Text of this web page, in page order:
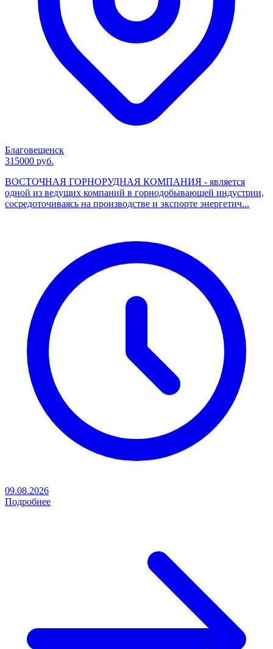
Благовещенск
315000 руб.
ВОСТОЧНАЯ ГОРНОРУДНАЯ КОМПАНИЯ - является
одной из ведущих компаний в горнодобывающей индустрии,
сосредоточиваясь на производстве и экспорте энергетич...
09.08.2026
Подробнее